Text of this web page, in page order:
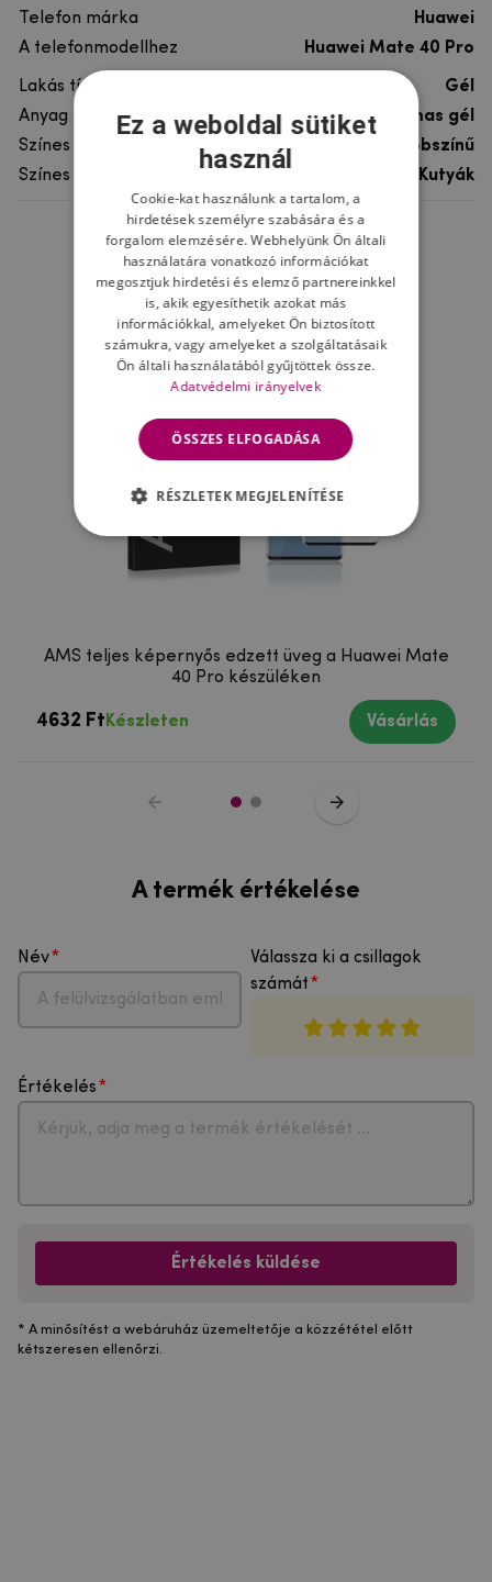
Telefon márka
Huawei
A telefonmodellhez
Huawei Mate 40 Pro
Lakás típusa
Gél
Anyag
rugalmas gél
Színes
többszínű
Színes motívum
Kutyák
Ne felejtsd el
AMS teljes képernyős edzett üveg a Huawei Mate
40 Pro készüléken
4632 Ft Készleten Vásárlás
A termék értékelése
Név
Válassza ki a csillagok
számát
Értékelés
Értékelés küldése
* A minősítést a webáruház üzemeltetője a közzététel előtt
kétszeresen ellenőrzi.
Ez a weboldal sütiket
használ
Cookie-kat használunk a tartalom, a
hirdetések személyre szabására és a
forgalom elemzésére. Webhelyünk Ön általi
használatára vonatkozó információkat
megosztjuk hirdetési és elemző partnereinkkel
is, akik egyesíthetik azokat más
információkkal, amelyeket Ön biztosított
számukra, vagy amelyeket a szolgáltatásaik
Ön általi használatából gyűjtöttek össze.
Adatvédelmi irányelvek
ÖSSZES ELFOGADÁSA
RÉSZLETEK MEGJELENÍTÉSE